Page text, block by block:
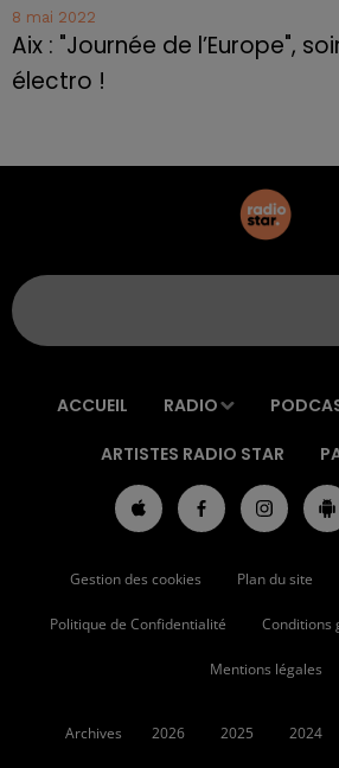
8 mai 2022
Aix : "Journée de l’Europe",
électro !
ACCUEIL RADIO
ARTISTES RADIO STAR
Gestion des cookies Plan du site
Politique de Confidentialité Conditions
Mentions légales
Archives 2026 2025 2024